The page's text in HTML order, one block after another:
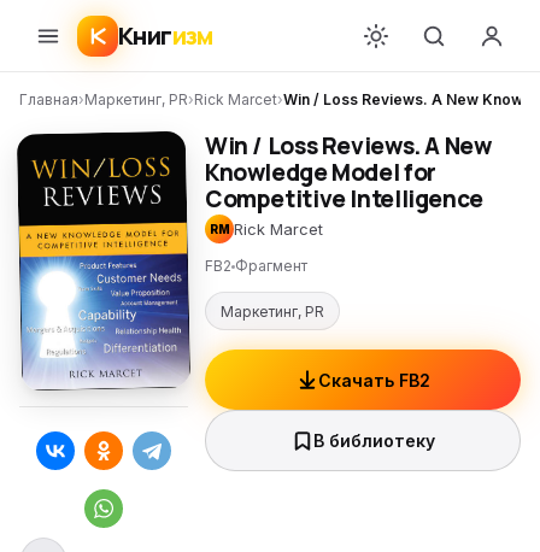
Книгизм
Главная›Маркетинг, PR›Rick Marcet›Win / Loss Reviews. A New
Win / Loss Reviews. A New
Knowledge Model for
Competitive Intelligence
RM Rick Marcet
FB2 Фрагмент
Маркетинг, PR
Скачать FB2
В библиотеку